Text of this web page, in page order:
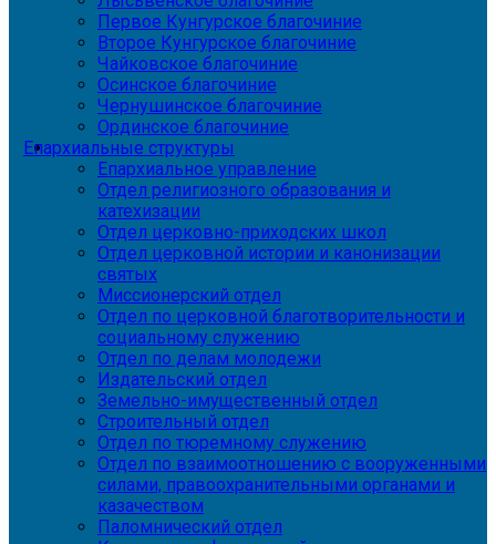
Первое Кунгурское благочиние
Второе Кунгурское благочиние
Чайковское благочиние
Осинское благочиние
Чернушинское благочиние
Ординское благочиние
Епархиальные структуры
Епархиальное управление
Отдел религиозного образования и
катехизации
Отдел церковно-приходских школ
Отдел церковной истории и канонизации
святых
Миссионерский отдел
Отдел по церковной благотворительности и
социальному служению
Отдел по делам молодежи
Издательский отдел
Земельно-имущественный отдел
Строительный отдел
Отдел по тюремному служению
Отдел по взаимоотношению с вооруженными
силами, правоохранительными органами и
казачеством
Паломнический отдел